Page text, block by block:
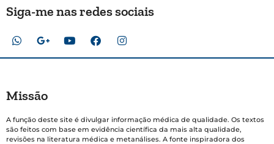
Siga-me nas redes sociais
Missão
A função deste site é divulgar informação médica de qualidade. Os textos
são feitos com base em evidência científica da mais alta qualidade,
revisões na literatura médica e metanálises. A fonte inspiradora dos